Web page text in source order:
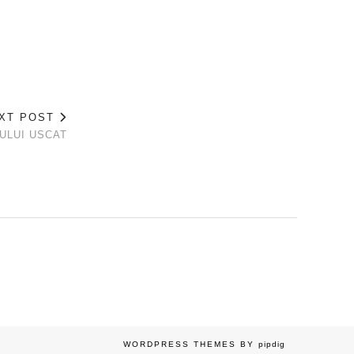
POST
USCAT
WORDPRESS THEMES BY pipdig